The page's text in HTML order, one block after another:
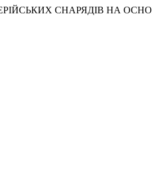
СНАРЯДІВ НА